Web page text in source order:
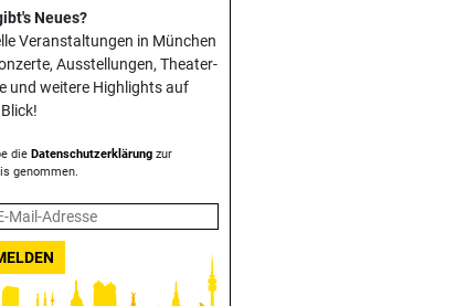
Neues?
Veranstaltungen in München
Ausstellungen, Theater­
und weitere Highlights auf
die Datenschutzerklärung zur
genommen.